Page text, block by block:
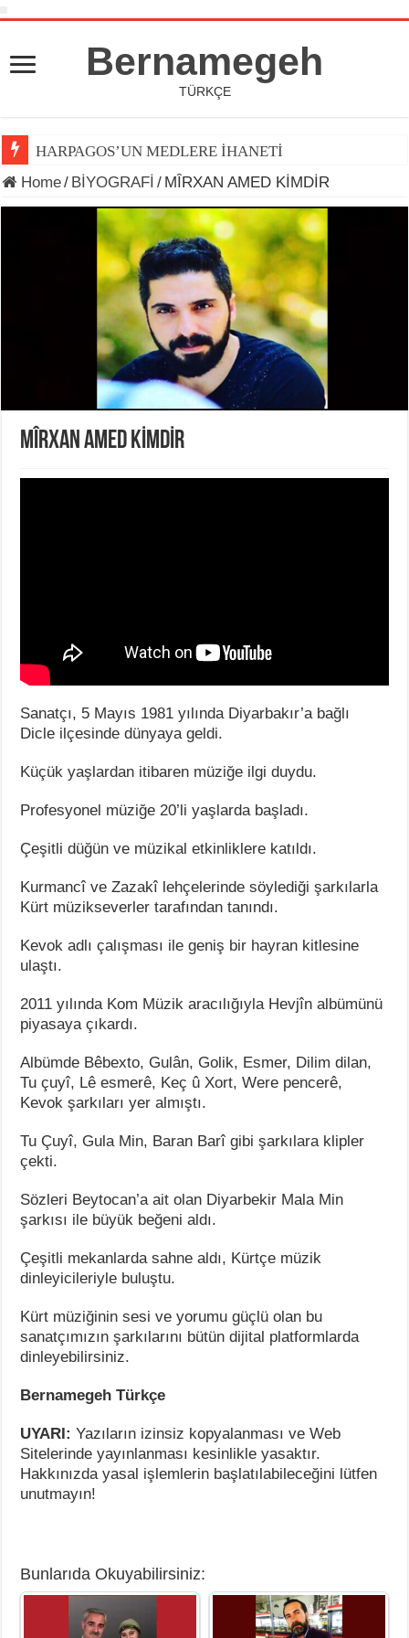
Bernamegeh
TÜRKÇE
HARPAGOS’UN MEDLERE İHANETİ
Home/ BİYOGRAFİ / MÎRXAN AMED KİMDİR
MÎRXAN AMED KİMDİR
Sanatçı, 5 Mayıs 1981 yılında Diyarbakır’a bağlı
Dicle ilçesinde dünyaya geldi.
Küçük yaşlardan itibaren müziğe ilgi duydu.
Profesyonel müziğe 20’li yaşlarda başladı.
Çeşitli düğün ve müzikal etkinliklere katıldı.
Kurmancî ve Zazakî lehçelerinde söylediği şarkılarla
Kürt müzikseverler tarafından tanındı.
Kevok adlı çalışması ile geniş bir hayran kitlesine
ulaştı.
2011 yılında Kom Müzik aracılığıyla Hevjîn albümünü
piyasaya çıkardı.
Albümde Bêbexto, Gulân, Golik, Esmer, Dilim dilan,
Tu çuyî, Lê esmerê, Keç û Xort, Were pencerê,
Kevok şarkıları yer almıştı.
Tu Çuyî, Gula Min, Baran Barî gibi şarkılara klipler
çekti.
Sözleri Beytocan’a ait olan Diyarbekir Mala Min
şarkısı ile büyük beğeni aldı.
Çeşitli mekanlarda sahne aldı, Kürtçe müzik
dinleyicileriyle buluştu.
Kürt müziğinin sesi ve yorumu güçlü olan bu
sanatçımızın şarkılarını bütün dijital platformlarda
dinleyebilirsiniz.
Bernamegeh Türkçe
UYARI: Yazıların izinsiz kopyalanması ve Web
Sitelerinde yayınlanması kesinlikle yasaktır.
Hakkınızda yasal işlemlerin başlatılabileceğini lütfen
unutmayın!
Bunlarıda Okuyabilirsiniz: